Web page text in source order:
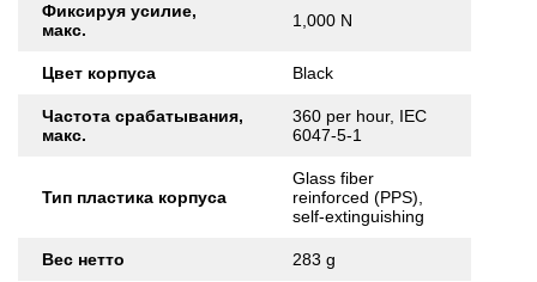
Фиксируя усилие,
макс.
1,000 N
Цвет корпуса Black
Частота срабатывания,
макс.
360 per hour, IEC
6047-5-1
Тип пластика корпуса
Glass fiber
reinforced (PPS),
self-extinguishing
Вес нетто 283 g